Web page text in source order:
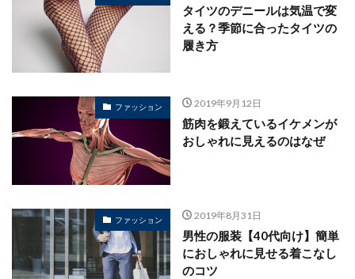
タイツのデニールは気温で変
える？季節に合ったタイツの
履き方
ファッション 2019年9月12日
筋肉を鍛えているイケメンが
おしゃれに見えるのはなぜ
ファッション 2019年8月31日
男性の服装【40代向け】簡単
におしゃれに見せる着こなし
のコツ